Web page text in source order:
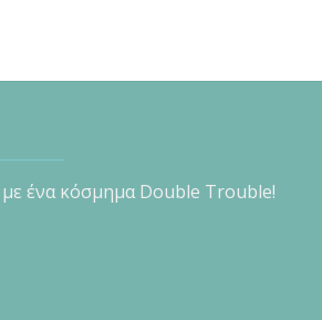
με ένα κόσμημα Double Trouble!